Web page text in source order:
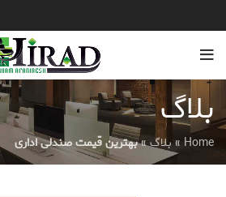
بلاگ
Home
»بلاگ»بهترین قیمت صندلی اداری